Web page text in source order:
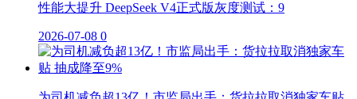
性能大提升 DeepSeek V4正式版灰度测试：9
2026-07-08 0